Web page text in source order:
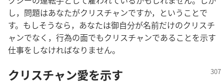
し，問題はあなたがクリスチャンですか，ということで
す。もしそうなら，あなたは御自分が名前だけのクリスチ
ャンでなく，行為の面でもクリスチャンであることを示す
仕事をしなければなりません。
クリスチャン愛を示す